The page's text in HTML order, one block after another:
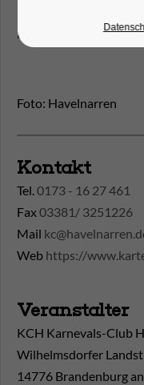
begeistert.
Foto: Havelnarren
Kontakt
Tel.0173 - 16 27 461
Fax03381/ 3251226
Mail
Web https://
Veranstalter
KCH Karnevals-Club
Wilhelmsdorfer
14776 Brandenburg